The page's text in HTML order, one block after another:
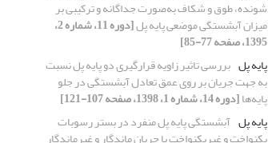
شونده، طوق و شکاف به‌صورت جداگانه و ترکیبی بر
میزان آبشستگی موضعی پایه پل [دوره 11، شماره 2،
1395، صفحه 77-85]
پایه پل بررسی تاثیر زاویه قرارگیری دو پایه پل نسبت
به جهت جریان بر روی عمق تعادل آبشستگی در جلو
پایه‌ها[دوره 14، شماره 1، 1398، صفحه 107-121]
پایه پل آبشستگی پایه پل منفرد در بستر رسوبات
یکنواخت و غیریکنواخت با جریان ماندگار و غیرماندگار